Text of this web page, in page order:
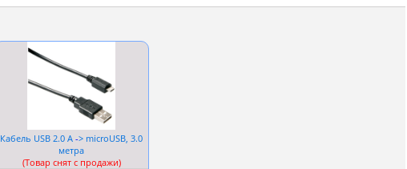
Кабель USB 2.0 A -> microUSB, 3.0
метра
(Товар снят с продажи)